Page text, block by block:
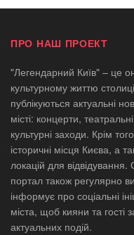
ПРО НАШ ПРОЕКТ
"Легендарний Київ" – це
культурному життю
публікуються актуальні
місті: концерти,
культурні заходи. Крім
історичні місця Києва, а
локацій для відвідування.
портал також регулярно
інформує про соціальні
міста, щоб кияни та гості
актуальних подій.